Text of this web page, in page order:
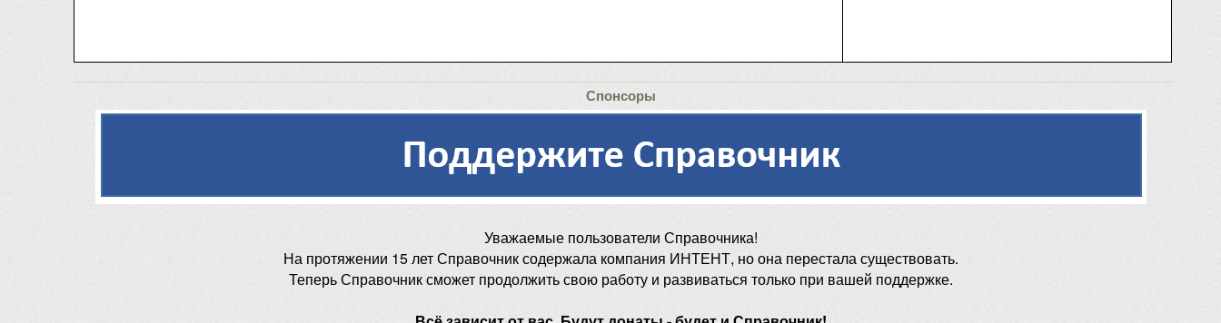
Спонсоры
Уважаемые пользователи Справочника!
На протяжении 15 лет Справочник содержала компания ИНТЕНТ, но она перестала существовать.
Теперь Справочник сможет продолжить свою работу и развиваться только при вашей поддержке.